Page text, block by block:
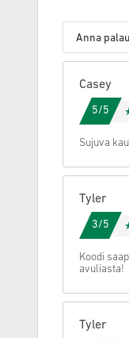
Anna
Peruuta
Casey
5/5
Sujuva
Tyler
3/5
Koodi
avuliasta!
Tyler